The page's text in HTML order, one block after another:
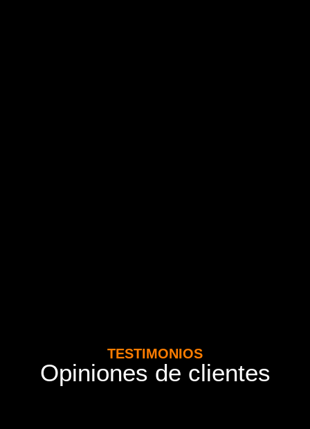
TESTIMONIOS
Opiniones de clientes